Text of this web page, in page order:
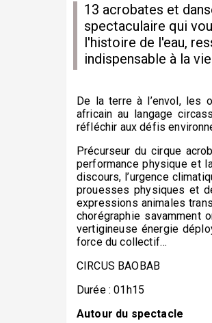
13 acrobates et
spectaculaire qui
l'histoire de l'eau,
indispensable à la
De la terre à l’envol, les
africain au langage
réfléchir aux défis
Précurseur du cirque
performance physique et
discours, l’urgence
prouesses physiques et
expressions animales
chorégraphie savamment
vertigineuse énergie
force du collectif…
CIRCUS BAOBAB
Durée : 01h15
Autour du spectacle